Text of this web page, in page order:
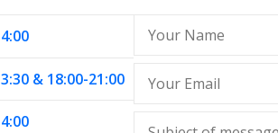
& 18:00-21:00